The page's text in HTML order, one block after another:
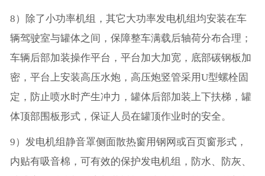
8）除了小功率机组，其它大功率发电机组均安装在车
辆驾驶室与罐体之间，保障整车满载后轴荷分布合理；
车辆后部加装操作平台，平台加大加宽，底部碳钢板加
密，平台上安装高压水炮，高压炮竖管采用U型螺栓固
定，防止喷水时产生冲力，罐体后部加装上下扶梯，罐
体顶部围板形式，保证人员在罐顶作业时的安全。
9）发电机组静音罩侧面散热窗用钢网或百页窗形式，
内贴有吸音棉，可有效的保护发电机组，防水、防灰、